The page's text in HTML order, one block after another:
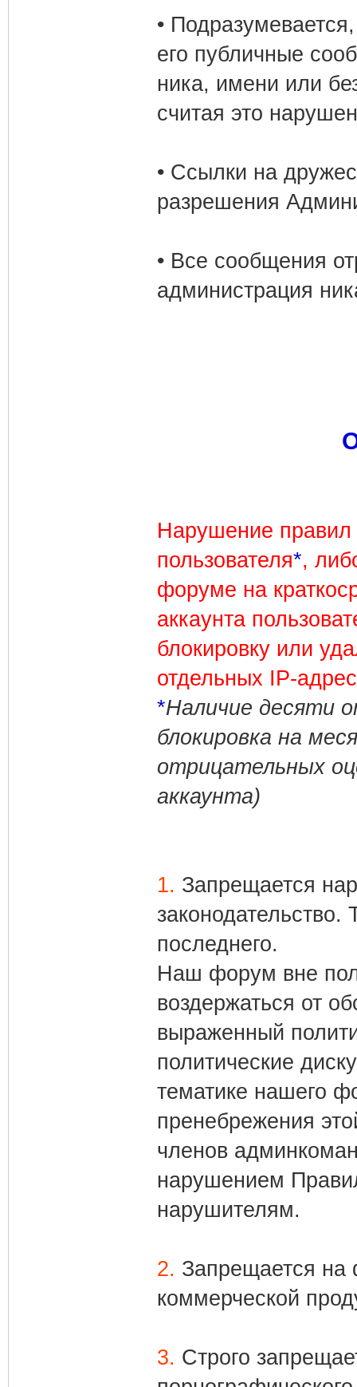
•
его публичные
ника, имени или
считая это
• Ссылки на
разрешения
• Все сообщения
администрация
Нарушение правил
пользователя*,
форуме на
аккаунта
блокировку или
отдельных IP-
*Наличие десяти
блокировка на
отрицательных
аккаунта)
1. Запрещается
последнего.
Наш форум вне
воздержаться от
выраженный
политические
тематике нашего
пренебрежения
членов
нарушением
нарушителям.
2. Запрещается на
коммерческой
3. Строго